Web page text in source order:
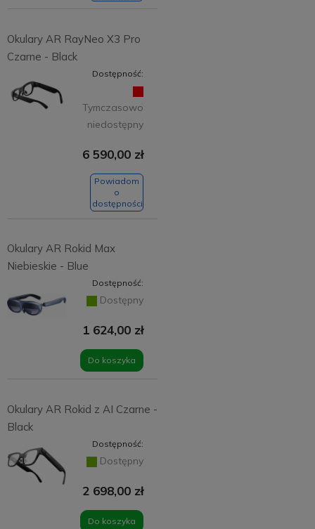
Okulary AR RayNeo X3 Pro
Czarne - Black
Dostępność:
Tymczasowo
niedostępny
6 590,00 zł
Powiadom
o
dostępności
Okulary AR Rokid Max
Niebieskie - Blue
Dostępność:
Dostępny
1 624,00 zł
Do koszyka
Okulary AR Rokid z AI Czarne -
Black
Dostępność:
Dostępny
2 698,00 zł
Do koszyka